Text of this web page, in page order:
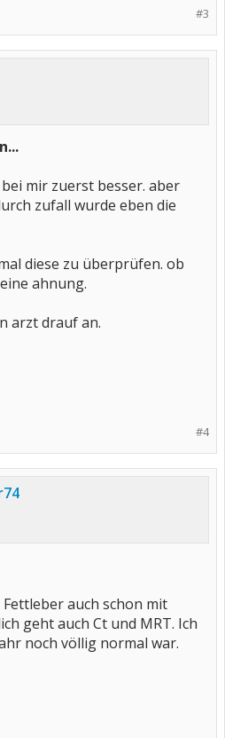
#3
mir zuerst besser. aber
zufall wurde eben die
diese zu überprüfen. ob
ahnung.
arzt drauf an.
#4
auch schon mit
geht auch Ct und MRT. Ich
noch völlig normal war.